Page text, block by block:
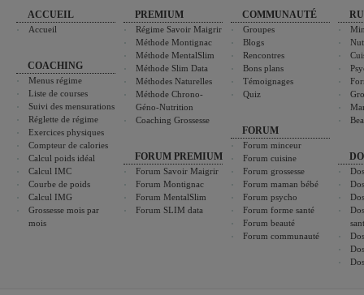
ACCUEIL
Accueil
COACHING
Menus régime
Liste de courses
Suivi des mensurations
Réglette de régime
Exercices physiques
Compteur de calories
Calcul poids idéal
Calcul IMC
Courbe de poids
Calcul IMG
Grossesse mois par
mois
PREMIUM
Régime Savoir Maigrir
Méthode Montignac
Méthode MentalSlim
Méthode Slim Data
Méthodes Naturelles
Méthode Chrono-
Géno-Nutrition
Coaching Grossesse
FORUM PREMIUM
Forum Savoir Maigrir
Forum Montignac
Forum MentalSlim
Forum SLIM data
COMMUNAUTÉ
Groupes
Blogs
Rencontres
Bons plans
Témoignages
Quiz
FORUM
Forum minceur
Forum cuisine
Forum grossesse
Forum maman bébé
Forum psycho
Forum forme santé
Forum beauté
Forum communauté